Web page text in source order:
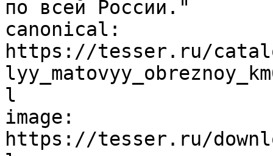
по всей России."
canonical:
https://tesser.ru/
l
image:
https://tesser.ru/